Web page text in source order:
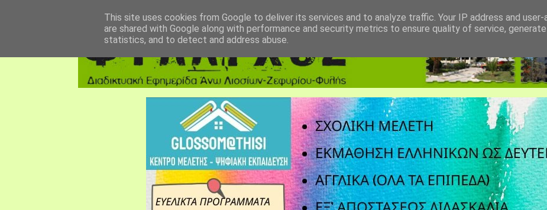
This site uses cookies from Google to deliver its services and to analyze traffic. Your IP address and user-
are shared with Google along with performance and security metrics to ensure quality of service,
statistics, and to detect and address abuse.